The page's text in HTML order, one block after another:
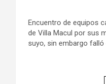
Encuentro de equipos
de Villa Macul por sus
suyo, sin embargo falló